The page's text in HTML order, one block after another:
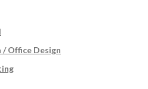
Office Design